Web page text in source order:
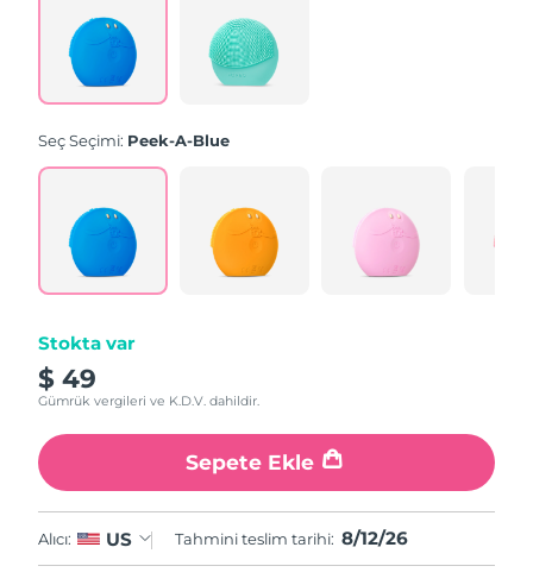
Reviews.
Same
page
link.
Seç Seçimi: Peek-A-Blue
Stokta var
$ 49
Gümrük vergileri ve K.D.V. dahildir.
Sepete Ekle
Alıcı: US Tahmini teslim tarihi: 8/12/26